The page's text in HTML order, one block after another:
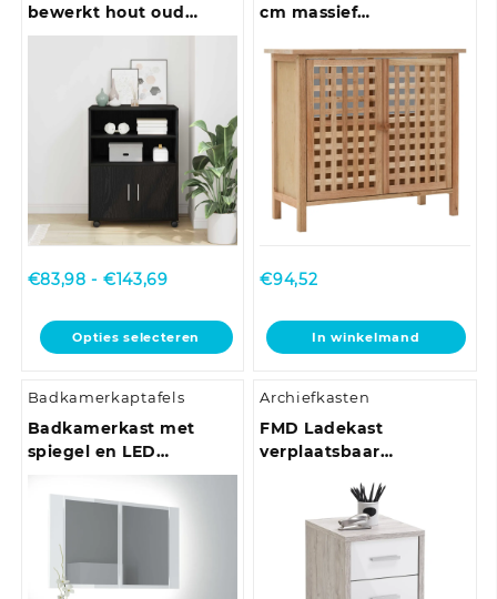
bewerkt hout oud
houtkleurig
€83,98 - €143,69Prijsklasse:
tot
€143,69
Opties selecteren
Dit
product
meerdere
variaties.
Deze
kan
worden
cm massief
€94,52
In winkelmand
Badkamerkaptafels
Badkamerkast met
spiegel en LED
80x12x45 cm acryl
hoogglans wit
Archiefkasten
FMD Ladekast
verplaatsbaar
hoogglans wit